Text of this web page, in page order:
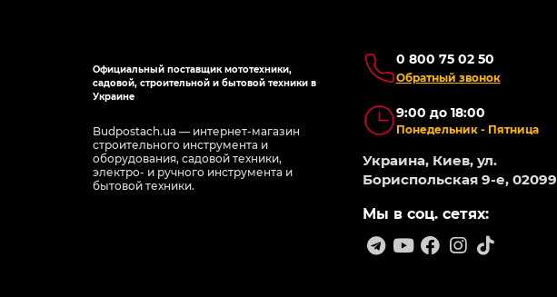
Официальный поставщик мототехники,
садовой, строительной и бытовой техники в
Украине
Budpostach.ua — интернет-магазин
строительного инструмента и
оборудования, садовой техники,
электро- и ручного инструмента и
бытовой техники.
0 800 75 02 50
Обратный звонок
9:00 до 18:00
Понедельник - Пятница
Украина, Киев, ул.
Бориспольская 9-е, 02099
Мы в соц. сетях: